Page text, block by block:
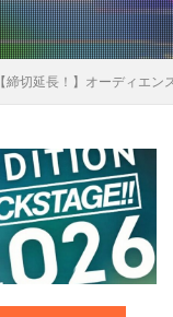
【締切延長！】オーディエ